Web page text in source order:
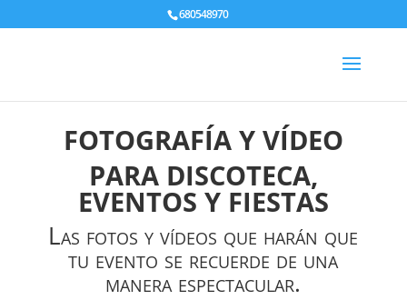
680548970
FOTOGRAFÍA Y VÍDEO
PARA DISCOTECA,
EVENTOS Y FIESTAS
Las fotos y vídeos que harán que
tu evento se recuerde de una
manera espectacular.